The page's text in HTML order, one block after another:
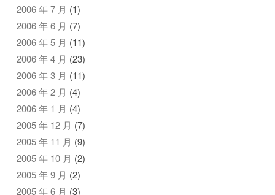
2006 年 7 月 (1)
2006 年 6 月 (7)
2006 年 5 月 (11)
2006 年 4 月 (23)
2006 年 3 月 (11)
2006 年 2 月 (4)
2006 年 1 月 (4)
2005 年 12 月 (7)
2005 年 11 月 (9)
2005 年 10 月 (2)
2005 年 9 月 (2)
2005 年 6 月 (3)